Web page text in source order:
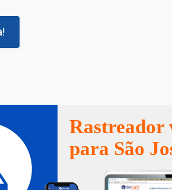
Rastreador
para São